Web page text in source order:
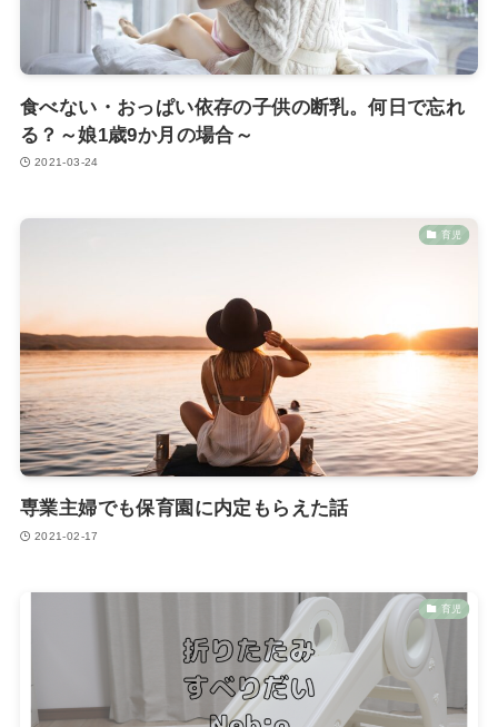
食べない・おっぱい依存の子供の断乳。何日で忘れ
る？～娘1歳9か月の場合～
2021-03-24
育児
専業主婦でも保育園に内定もらえた話
2021-02-17
育児